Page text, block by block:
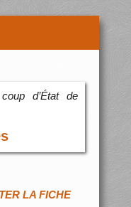
d’État de
LA FICHE